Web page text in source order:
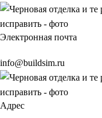
Электронная почта
info@buildsim.ru
Адрес